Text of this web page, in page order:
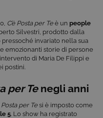
C’è Posta per Te è un people
Silvestri, prodotto dalla
pressoché invariato nella sua
emozionanti storie di persone
di Maria De Filippi e
postini.
per Tenegli anni
Posta per Te si è imposto come
5 . Lo show ha registrato